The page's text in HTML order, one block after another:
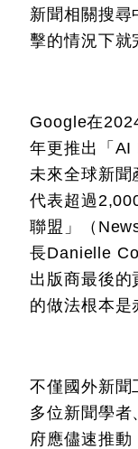
新聞相關搜尋
擊的情況下就
Google在
年更推出「AI
未來全球新聞
代表超過
聯盟」（
長Danielle
出版商最後
的做法根本是
不僅國外新聞
多位新聞學者
府應儘速推動